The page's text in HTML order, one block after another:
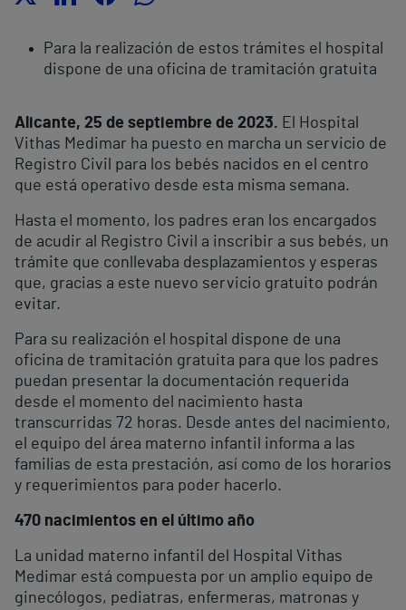
Para la realización de estos trámites el hospital
dispone de una oficina de tramitación gratuita
Alicante, 25 de septiembre de 2023. El Hospital
Vithas Medimar ha puesto en marcha un servicio de
Registro Civil para los bebés nacidos en el centro
que está operativo desde esta misma semana.
Hasta el momento, los padres eran los encargados
de acudir al Registro Civil a inscribir a sus bebés, un
trámite que conllevaba desplazamientos y esperas
que, gracias a este nuevo servicio gratuito podrán
evitar.
Para su realización el hospital dispone de una
oficina de tramitación gratuita para que los padres
puedan presentar la documentación requerida
desde el momento del nacimiento hasta
transcurridas 72 horas. Desde antes del nacimiento,
el equipo del área materno infantil informa a las
familias de esta prestación, así como de los horarios
y requerimientos para poder hacerlo.
470 nacimientos en el último año
La unidad materno infantil del Hospital Vithas
Medimar está compuesta por un amplio equipo de
ginecólogos, pediatras, enfermeras, matronas y